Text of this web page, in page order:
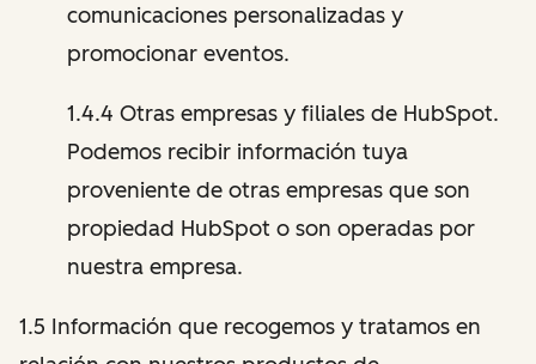
comunicaciones personalizadas y
promocionar eventos.
1.4.4 Otras empresas y filiales de HubSpot.
Podemos recibir información tuya
proveniente de otras empresas que son
propiedad HubSpot o son operadas por
nuestra empresa.
1.5 Información que recogemos y tratamos en